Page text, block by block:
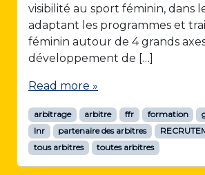
visibilité au sport féminin, dans
adaptant les programmes et
féminin autour de 4 grands
développement de […]
Read more »
arbitrage arbitre ffr formation
lnr
partenaire des arbitres
tous arbitres
toutes arbitres